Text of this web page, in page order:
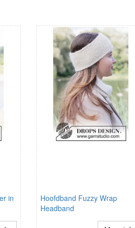
in
Hoofdband Fuzzy Wrap
Headband